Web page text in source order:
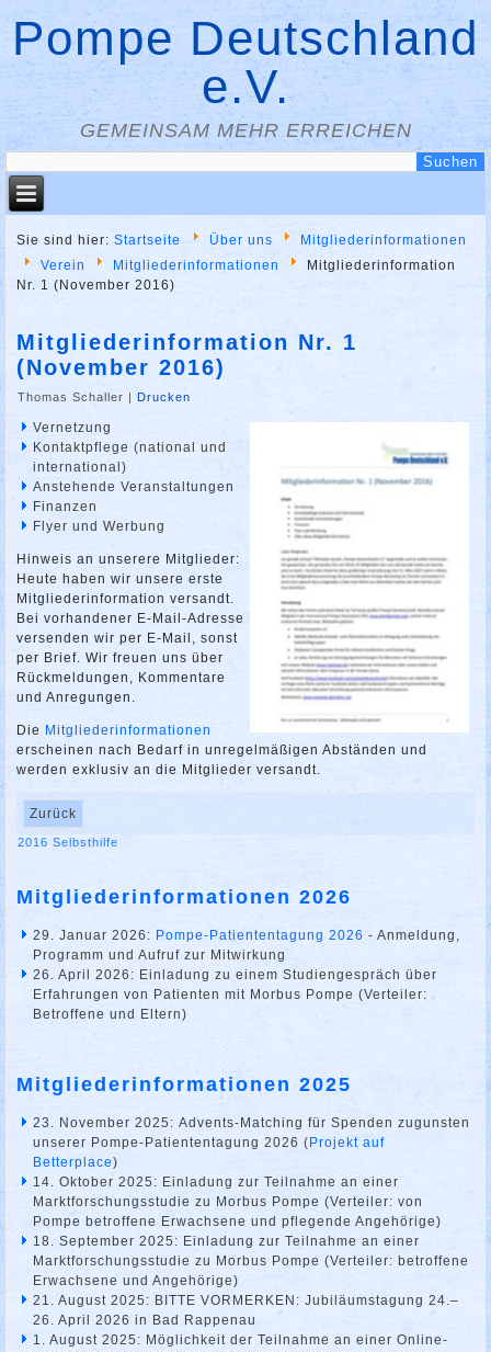
Pompe Deutschland
e.V.
GEMEINSAM MEHR ERREICHEN
Sie sind hier:Startseite Über uns
Mitgliederinformationen
Verein
Mitgliederinformationen
Mitgliederinformation
Nr. 1 (November 2016)
Mitgliederinformation Nr. 1
(November 2016)
Thomas Schaller |Drucken
Vernetzung
Kontaktpflege (national und
international)
Anstehende Veranstaltungen
Finanzen
Flyer und Werbung
Hinweis an unserere Mitglieder:
Heute haben wir unsere erste
Mitgliederinformation versandt.
Bei vorhandener E-Mail-Adresse
versenden wir per E-Mail, sonst
per Brief. Wir freuen uns über
Rückmeldungen, Kommentare
und Anregungen.
Die Mitgliederinformationen
erscheinen nach Bedarf in unregelmäßigen Abständen und
werden exklusiv an die Mitglieder versandt.
Zurück
2016Selbsthilfe
Mitgliederinformationen 2026
29. Januar 2026: Pompe-Patiententagung 2026 - Anmeldung,
Programm und Aufruf zur Mitwirkung
26. April 2026: Einladung zu einem Studiengespräch über
Erfahrungen von Patienten mit Morbus Pompe (Verteiler:
Betroffene und Eltern)
Mitgliederinformationen 2025
23. November 2025: Advents-Matching für Spenden zugunsten
unserer Pompe-Patiententagung 2026 ( Projekt auf
Betterplace)
14. Oktober 2025: Einladung zur Teilnahme an einer
Marktforschungsstudie zu Morbus Pompe (Verteiler: von
Pompe betroffene Erwachsene und pflegende Angehörige)
18. September 2025: Einladung zur Teilnahme an einer
Marktforschungsstudie zu Morbus Pompe (Verteiler: betroffene
Erwachsene und Angehörige)
21. August 2025: BITTE VORMERKEN: Jubiläumstagung 24.–
26. April 2026 in Bad Rappenau
1. August 2025: Möglichkeit der Teilnahme an einer Online-